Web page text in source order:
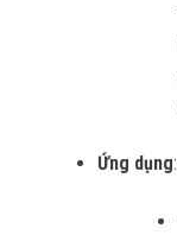
Ứng dụng: